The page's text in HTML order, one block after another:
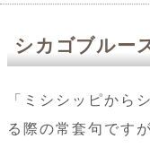
シカゴブルー
「ミシシッピから
る際の常套句です